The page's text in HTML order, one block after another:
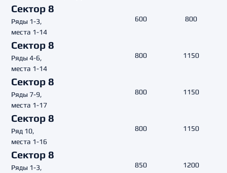
Сектор 8
Ряды 1-3,
места 1-14
600 800
Сектор 8
Ряды 4-6,
места 1-14
800 1150
Сектор 8
Ряды 7-9,
места 1-17
800 1150
Сектор 8
Ряд 10,
места 1-16
800 1150
Сектор 8
Ряды 1-3,
850 1200